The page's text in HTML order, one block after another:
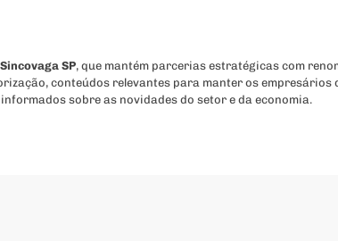
Sincovaga SP, que mantém parcerias estratégicas com
conteúdos relevantes para manter os empresários
sobre as novidades do setor e da economia.